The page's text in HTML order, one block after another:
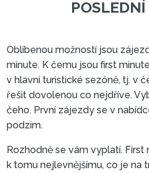
DOVOLENÁ S
Oblíbenou možností jsou
minute. K čemu jsou first
v hlavní turistické sezóně, tj. v
řešit dovolenou co nejdříve.
čeho. První zájezdy se v
podzim.
Rozhodně se vám vyplatí.
k tomu nejlevnějšímu, co je na